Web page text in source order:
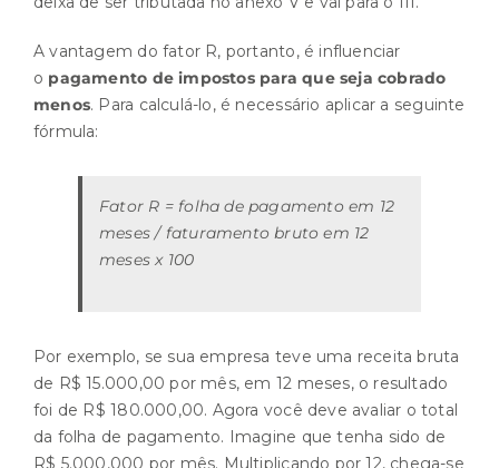
A vantagem do fator R, portanto, é influenciar
o pagamento de impostos para que seja cobrado
menos. Para calculá-lo, é necessário aplicar a seguinte
fórmula:
Fator R = folha de pagamento em 12
meses / faturamento bruto em 12
meses x 100
Por exemplo, se sua empresa teve uma receita bruta
de R$ 15.000,00 por mês, em 12 meses, o resultado
foi de R$ 180.000,00. Agora você deve avaliar o total
da folha de pagamento. Imagine que tenha sido de
R$ 5.000,000 por mês. Multiplicando por 12, chega-se